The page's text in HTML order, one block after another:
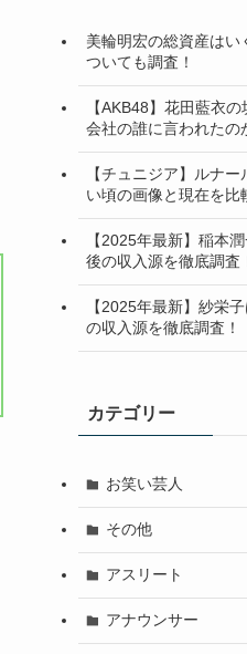
美輪明宏の総資産はい
ついても調査！
【AKB48】花田藍衣
会社の誰に言われたの
【チュニジア】ルナ
い頃の画像と現在を比
【2025年最新】稲本
後の収入源を徹底調査
【2025年最新】紗栄
の収入源を徹底調査！
カテゴリー
お笑い芸人
その他
アスリート
アナウンサー